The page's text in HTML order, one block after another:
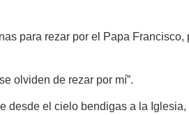
para rezar por el Papa
olviden de rezar por mí”.
el cielo bendigas a la